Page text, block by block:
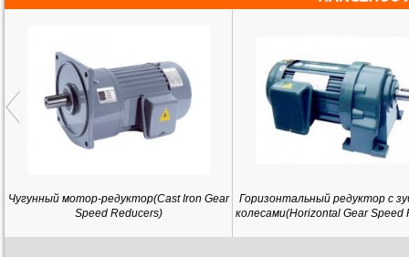
Чугунный мотор-редуктор(Cast Iron Gear
Speed Reducers)
Горизонтальный редуктор с
колесами(Horizontal Gear Speed